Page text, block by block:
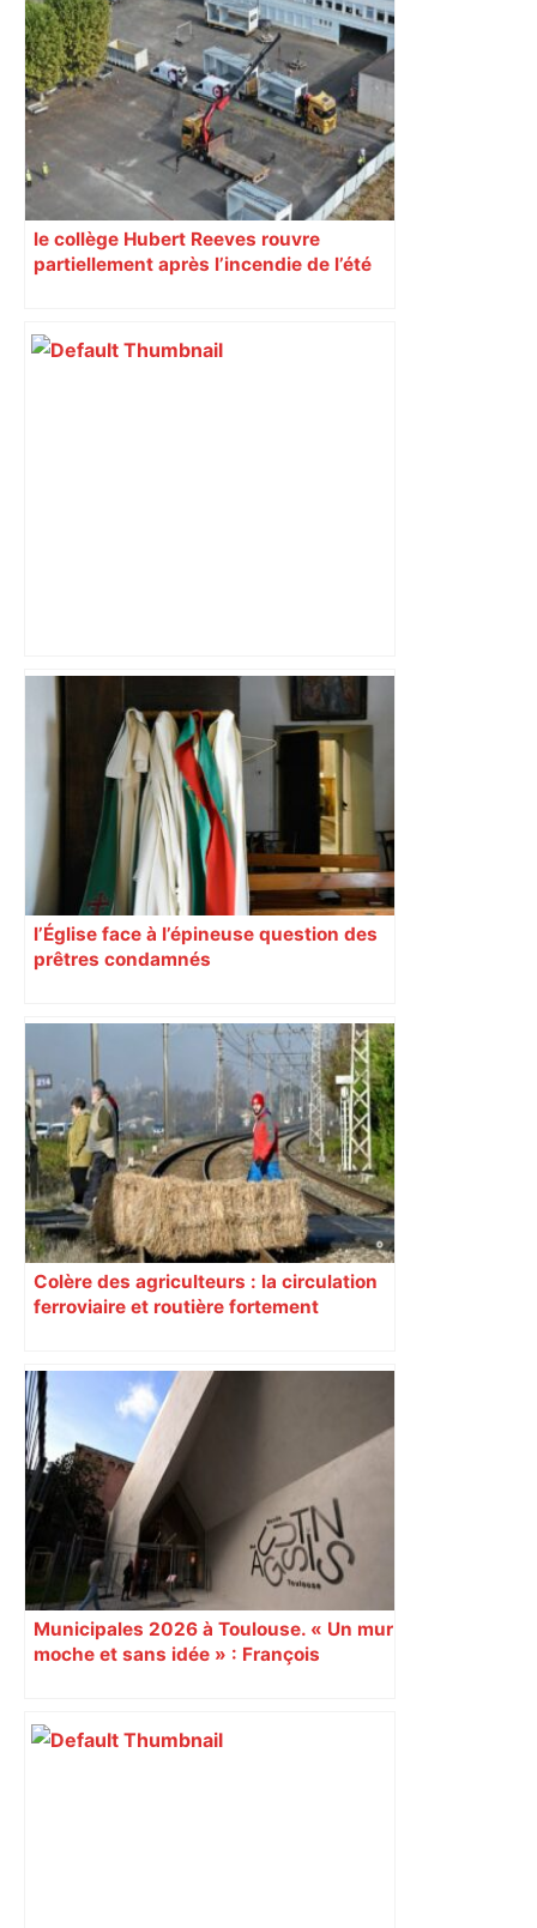
le collège Hubert Reeves rouvre
partiellement après l’incendie de l’été
« Rien d'inquiétant » pour Guillaume
Restes, le gardien de Toulouse, après
sa sortie à Metz – L'Équipe
l’Église face à l’épineuse question des
prêtres condamnés
Colère des agriculteurs : la circulation
ferroviaire et routière fortement
Municipales 2026 à Toulouse. « Un mur
moche et sans idée » : François
Augustins